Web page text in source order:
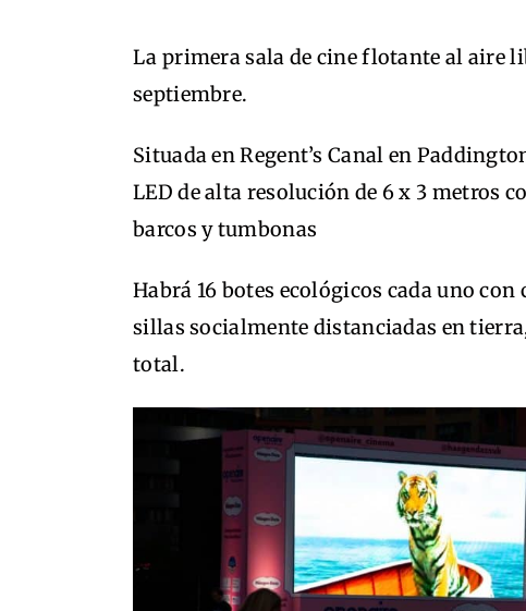
La primera sala de cine flotante al aire
septiembre.
Situada en Regent’s Canal en
LED de alta resolución de 6 x 3 metros
barcos y tumbonas
Habrá 16 botes ecológicos cada uno
sillas socialmente distanciadas en
total.